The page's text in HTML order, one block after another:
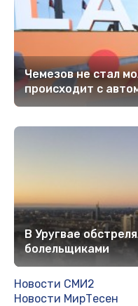
Чемезов не стал
происходит с
В Уругвае
болельщиками
Новости СМИ2
Новости МирТесен